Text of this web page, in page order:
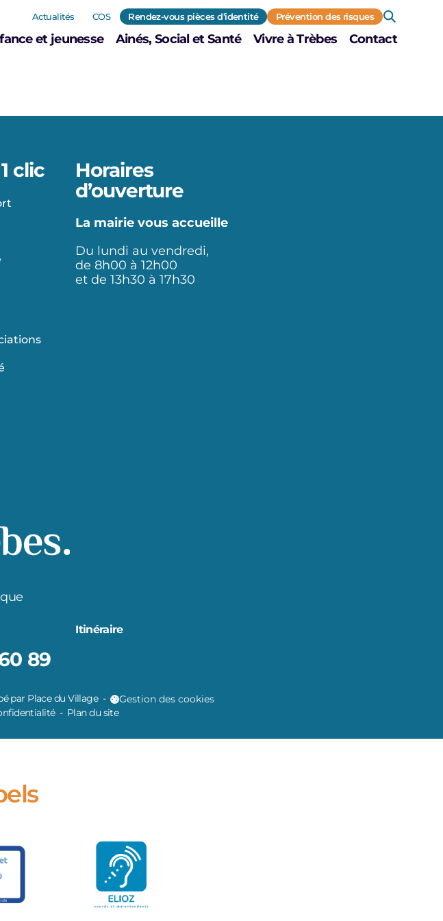
et jeunesse Ainés, Social et Santé Vivre à Trèbes Contact
Actualités COS Rendez-vous pièces d’identité Prévention des risques
clic
Horaires
d’ouverture
La mairie vous accueille
Du lundi au vendredi,
de 8h00 à 12h00
et de 13h30 à 17h30
Itinéraire
89
par Place du Village
Gestion des cookies
Plan du site